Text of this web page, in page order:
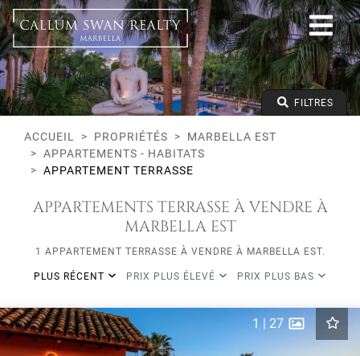
Tous les modes de vie
Marbella Est
Toutes les zones
Tous les types
Prix à partir de
Prix jusqu'à
Lits minimums FILTRES
ACCUEIL PROPRIÉTÉS
MARBELLA EST
APPARTEMENTS - HABITATS
APPARTEMENT TERRASSE
APPARTEMENTS TERRASSE À VENDRE À
MARBELLA EST
1 APPARTEMENT TERRASSE À VENDRE À MARBELLA EST.
PLUS RÉCENT PRIX PLUS ÉLEVÉ PRIX PLUS BAS
1 | 27